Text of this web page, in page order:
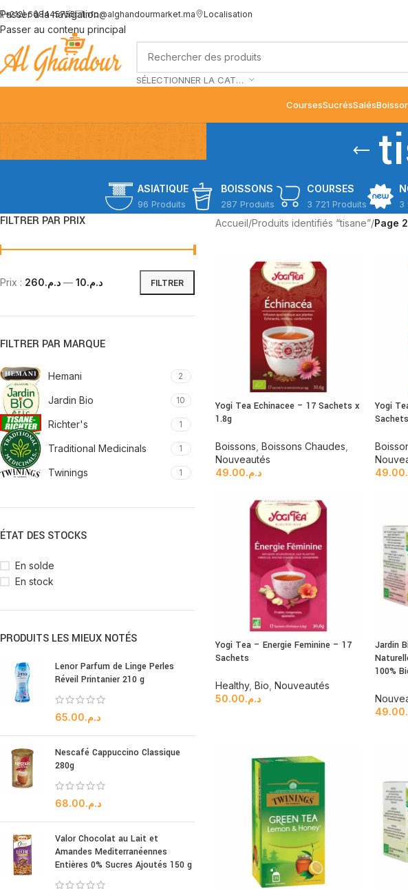
Passer à la navigation
Passer au contenu principal
(+212) 668445755 info@alghandourmarket.ma Localisation
SÉLECTIONNER LA CATÉGORIE
CoursesSucrésSalés
ASIATIQUE
96 Produits
BOISSONS
287 Produits
COURSES
3 721 Produits 3
FILTRER PAR PRIX
FILTRER
Prix : د.م.10 — د.م.260
FILTRER PAR MARQUE
Hemani 2
Jardin Bio 10
Richter's 1
Traditional Medicinals 1
Twinings 1
ÉTAT DES STOCKS
En solde
En stock
PRODUITS LES MIEUX NOTÉS
Lenor Parfum de Linge Perles
Réveil Printanier 210 g
د.م.65.00
Nescafé Cappuccino Classique
280g
د.م.68.00
Valor Chocolat au Lait et
Amandes Mediterranéennes
Entières 0% Sucres Ajoutés 150 g
Accueil/Produits identifiés “tisane”/Page 2
Yogi Tea Echinacee – 17 Sachets x
1.8g
Boissons Boissons Chaudes
Nouveautés
د.م.49.00
Yogi
49.00
Yogi Tea – Energie Feminine – 17
Sachets
Healthy, Bio, Nouveautés
د.م.50.00
Jardin
100%
49.00